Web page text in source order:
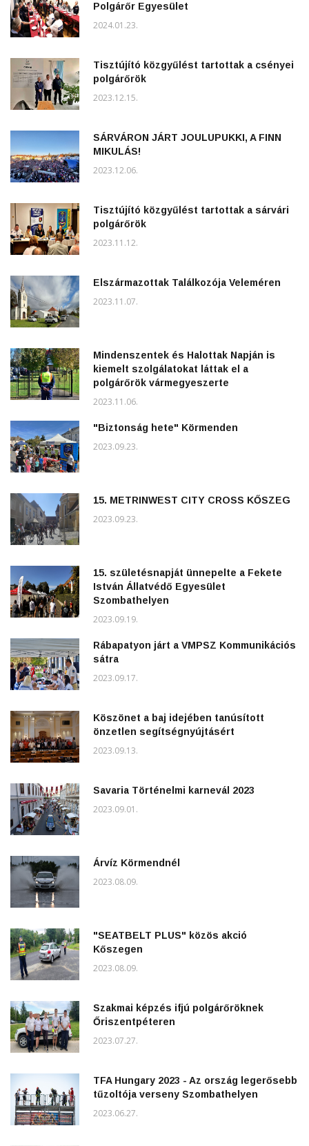
Polgárőr Egyesület
2024.01.23.
Tisztújító közgyűlést tartottak a csényei
polgárőrök
2023.12.15.
SÁRVÁRON JÁRT JOULUPUKKI, A FINN
MIKULÁS!
2023.12.06.
Tisztújító közgyűlést tartottak a sárvári
polgárőrök
2023.11.12.
Elszármazottak Találkozója Veleméren
2023.11.07.
Mindenszentek és Halottak Napján is
kiemelt szolgálatokat láttak el a
polgárőrök vármegyeszerte
2023.11.06.
"Biztonság hete" Körmenden
2023.09.23.
15. METRINWEST CITY CROSS KŐSZEG
2023.09.23.
15. születésnapját ünnepelte a Fekete
István Állatvédő Egyesület
Szombathelyen
2023.09.19.
Rábapatyon járt a VMPSZ Kommunikációs
sátra
2023.09.17.
Köszönet a baj idejében tanúsított
önzetlen segítségnyújtásért
2023.09.13.
Savaria Történelmi karnevál 2023
2023.09.01.
Árvíz Körmendnél
2023.08.09.
"SEATBELT PLUS" közös akció
Kőszegen
2023.08.09.
Szakmai képzés ifjú polgárőröknek
Őriszentpéteren
2023.07.27.
TFA Hungary 2023 - Az ország legerősebb
tűzoltója verseny Szombathelyen
2023.06.27.